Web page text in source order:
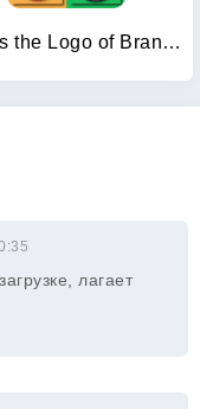
Guess the Logo of Brand Quiz
лагает